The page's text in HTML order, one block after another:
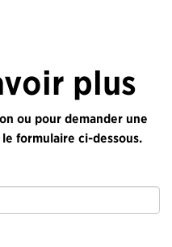
plus
ou pour demander une
formulaire ci-dessous.